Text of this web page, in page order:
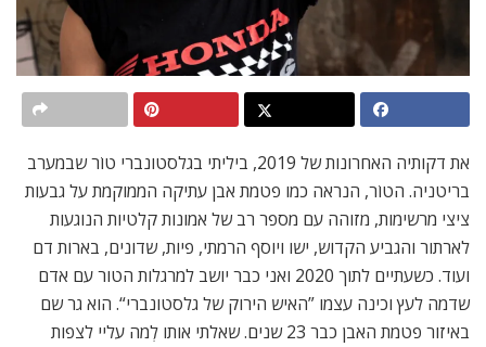
את דקותיה האחרונות של 2019, ביליתי בגלסטונברי טוֹר שבמערב
בריטניה. הטוֹר, הנראה כמו פטמת אבן עתיקה הממוקמת על גבעות
ציצי מרשימות, מזוהה עם מספר רב של אמונות קלטיות הנוגעות
לארתור והגביע הקדוש, ישו ויוסף הרמתי, פיות, שדונים, בארות דם
ועוד. כשעתיים לתוך 2020 ואני כבר יושב למרגלות הטור עם אדם
שדמה לעץ וכינה עצמו ”האיש הירוק של גלסטונברי“. הוא גר שם
באיזור פטמת האבן כבר 23 שנים. שאלתי אותו לְמה עליי לצפות